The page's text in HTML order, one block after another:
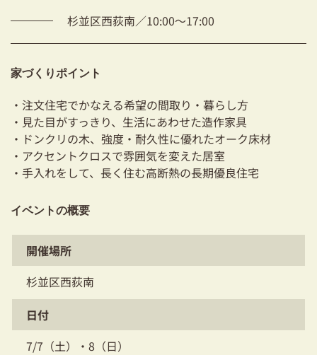
採用情報
03-3334-0334
杉並区西荻南／10:00～17:00
家づくりポイント
・注文住宅でかなえる希望の間取り・暮らし方
・見た目がすっきり、生活にあわせた造作家具
・ドンクリの木、強度・耐久性に優れたオーク床材
・アクセントクロスで雰囲気を変えた居室
・手入れをして、長く住む高断熱の長期優良住宅
イベントの概要
開催場所
杉並区西荻南
日付
7/7（土）・8（日）